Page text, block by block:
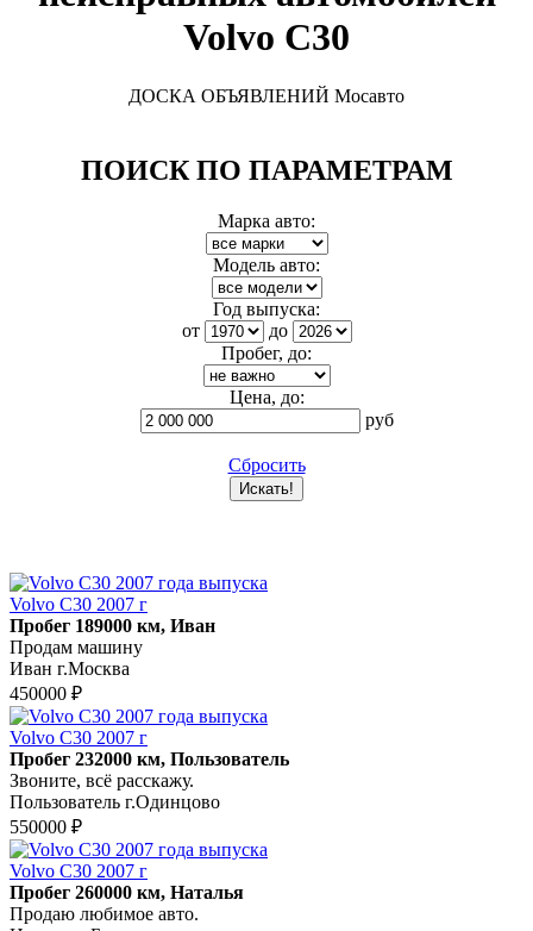
Volvo C30
ДОСКА ОБЪЯВЛЕНИЙ Мосавто
ПОИСК ПО ПАРАМЕТРАМ
Марка авто:
Модель авто:
Год выпуска:
от
до
Пробег, до:
Цена, до:
руб
Сбросить
Volvo C30 2007 г
Пробег 189000 км, Иван
Продам машину
Иван г.Москва
450000 ₽
Volvo C30 2007 г
Пробег 232000 км, Пользователь
Звоните, всё расскажу.
Пользователь г.Одинцово
550000 ₽
Volvo C30 2007 г
Пробег 260000 км, Наталья
Продаю любимое авто.